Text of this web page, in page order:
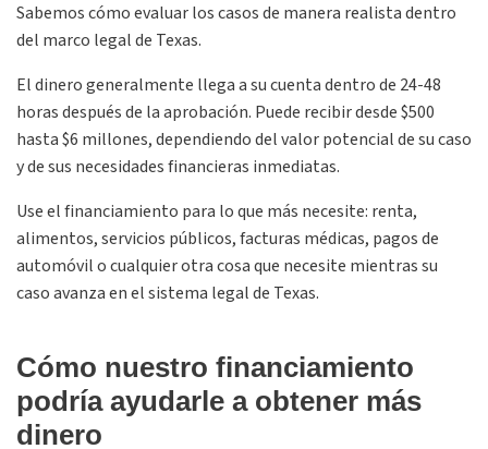
Sabemos cómo evaluar los casos de manera realista dentro
del marco legal de Texas.
El dinero generalmente llega a su cuenta dentro de 24-48
horas después de la aprobación. Puede recibir desde $500
hasta $6 millones, dependiendo del valor potencial de su caso
y de sus necesidades financieras inmediatas.
Use el financiamiento para lo que más necesite: renta,
alimentos, servicios públicos, facturas médicas, pagos de
automóvil o cualquier otra cosa que necesite mientras su
caso avanza en el sistema legal de Texas.
Cómo nuestro financiamiento
podría ayudarle a obtener más
dinero